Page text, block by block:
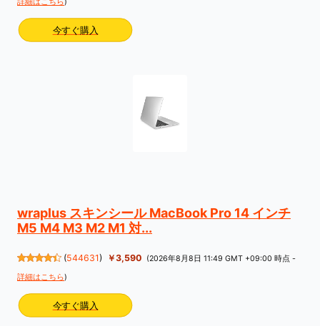
今すぐ購入
wraplus スキンシール MacBook Pro 14 インチ
M5 M4 M3 M2 M1 対...
(544631) ￥3,590
(2026年8月8日 11:49 GMT +09:00 時点 -
詳細はこちら)
今すぐ購入